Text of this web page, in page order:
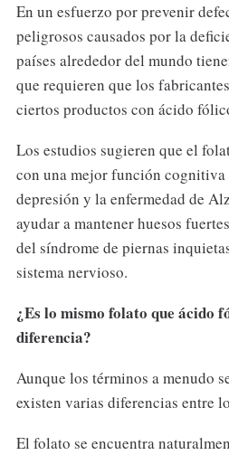
En un esfuerzo por prevenir
peligrosos causados ​​por la
países alrededor del mundo
que requieren que los
ciertos productos con ácido
Los estudios sugieren que el
con una mejor función
depresión y la enfermedad de
ayudar a mantener huesos
del síndrome de piernas
sistema nervioso.
¿Es lo mismo folato que ácido
diferencia?
Aunque los términos a menudo
existen varias diferencias entre
El folato se encuentra